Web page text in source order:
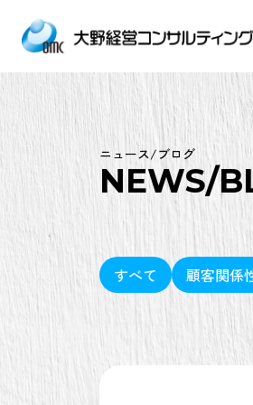
ニュース/ブログ
NEWS/
すべて 顧客関係